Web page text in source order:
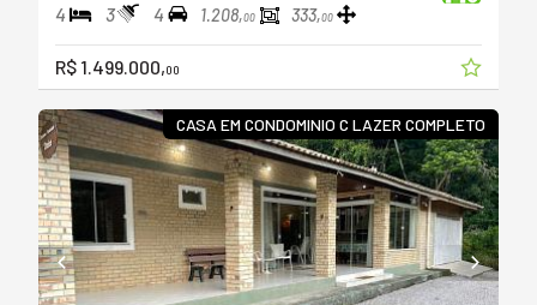
4 3 4 1.208,00 333,00
R$ 1.499.000,00
CASA EM CONDOMINIO C LAZER COMPLETO